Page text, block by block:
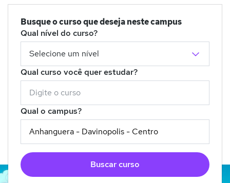
Busque o curso que deseja neste campus
Qual nível do curso?
Qual curso você quer estudar?
Qual o campus?
Buscar curso